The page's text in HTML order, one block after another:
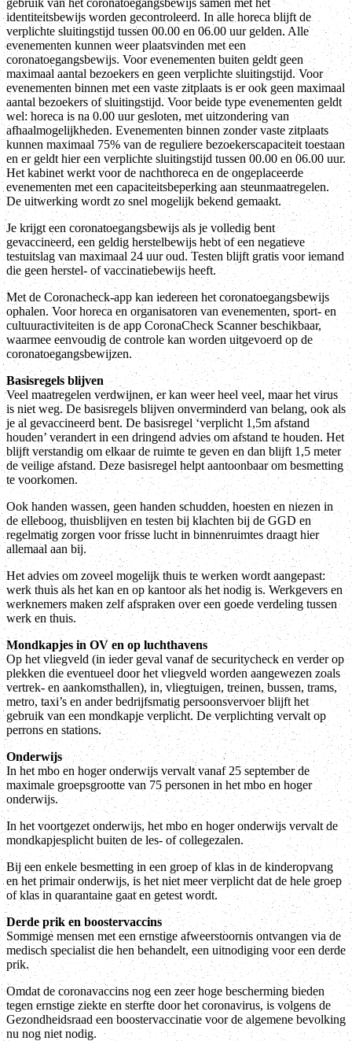
identiteitsbewijs worden gecontroleerd. In alle horeca blijft de
verplichte sluitingstijd tussen 00.00 en 06.00 uur gelden. Alle
evenementen kunnen weer plaatsvinden met een
coronatoegangsbewijs. Voor evenementen buiten geldt geen
maximaal aantal bezoekers en geen verplichte sluitingstijd. Voor
evenementen binnen met een vaste zitplaats is er ook geen maximaal
aantal bezoekers of sluitingstijd. Voor beide type evenementen geldt
wel: horeca is na 0.00 uur gesloten, met uitzondering van
afhaalmogelijkheden. Evenementen binnen zonder vaste zitplaats
kunnen maximaal 75% van de reguliere bezoekerscapaciteit toestaan
en er geldt hier een verplichte sluitingstijd tussen 00.00 en 06.00 uur.
Het kabinet werkt voor de nachthoreca en de ongeplaceerde
evenementen met een capaciteitsbeperking aan steunmaatregelen.
De uitwerking wordt zo snel mogelijk bekend gemaakt.
Je krijgt een coronatoegangsbewijs als je volledig bent
gevaccineerd, een geldig herstelbewijs hebt of een negatieve
testuitslag van maximaal 24 uur oud. Testen blijft gratis voor iemand
die geen herstel- of vaccinatiebewijs heeft.
Met de Coronacheck-app kan iedereen het coronatoegangsbewijs
ophalen. Voor horeca en organisatoren van evenementen, sport- en
cultuuractiviteiten is de app CoronaCheck Scanner beschikbaar,
waarmee eenvoudig de controle kan worden uitgevoerd op de
coronatoegangsbewijzen.
Basisregels blijven
Veel maatregelen verdwijnen, er kan weer heel veel, maar het virus
is niet weg. De basisregels blijven onverminderd van belang, ook als
je al gevaccineerd bent. De basisregel ‘verplicht 1,5m afstand
houden’ verandert in een dringend advies om afstand te houden. Het
blijft verstandig om elkaar de ruimte te geven en dan blijft 1,5 meter
de veilige afstand. Deze basisregel helpt aantoonbaar om besmetting
te voorkomen.
Ook handen wassen, geen handen schudden, hoesten en niezen in
de elleboog, thuisblijven en testen bij klachten bij de GGD en
regelmatig zorgen voor frisse lucht in binnenruimtes draagt hier
allemaal aan bij.
Het advies om zoveel mogelijk thuis te werken wordt aangepast:
werk thuis als het kan en op kantoor als het nodig is. Werkgevers en
werknemers maken zelf afspraken over een goede verdeling tussen
werk en thuis.
Mondkapjes in OV en op luchthavens
Op het vliegveld (in ieder geval vanaf de securitycheck en verder op
plekken die eventueel door het vliegveld worden aangewezen zoals
vertrek- en aankomsthallen), in, vliegtuigen, treinen, bussen, trams,
metro, taxi’s en ander bedrijfsmatig persoonsvervoer blijft het
gebruik van een mondkapje verplicht. De verplichting vervalt op
perrons en stations.
Onderwijs
In het mbo en hoger onderwijs vervalt vanaf 25 september de
maximale groepsgrootte van 75 personen in het mbo en hoger
onderwijs.
In het voortgezet onderwijs, het mbo en hoger onderwijs vervalt de
mondkapjesplicht buiten de les- of collegezalen.
Bij een enkele besmetting in een groep of klas in de kinderopvang
en het primair onderwijs, is het niet meer verplicht dat de hele groep
of klas in quarantaine gaat en getest wordt.
Derde prik en boostervaccins
Sommige mensen met een ernstige afweerstoornis ontvangen via de
medisch specialist die hen behandelt, een uitnodiging voor een derde
prik.
Omdat de coronavaccins nog een zeer hoge bescherming bieden
tegen ernstige ziekte en sterfte door het coronavirus, is volgens de
Gezondheidsraad een boostervaccinatie voor de algemene bevolking
nu nog niet nodig.